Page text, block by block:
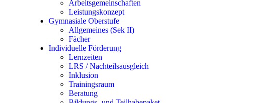
Arbeitsgemeinschaften
Leistungskonzept
Gymnasiale Oberstufe
Allgemeines (Sek II)
Fächer
Individuelle Förderung
Lernzeiten
LRS / Nachteilsausgleich
Inklusion
Trainingsraum
Beratung